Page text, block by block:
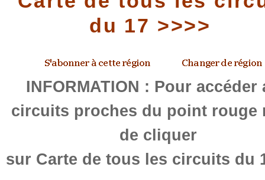
du 17 >>>>
INFORMATION : Pour accéder
circuits proches du point rouge
de cliquer
sur Carte de tous les circuits du